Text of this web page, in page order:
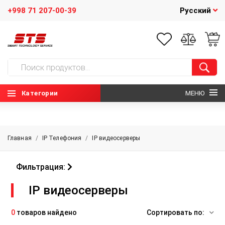
+998 71 207-00-39 Русский
Категории МЕНЮ
НОВОСТИ
КОНТАКТЫ
Главная / IP Телефония / IP видеосерверы
Фильтрация:
IP видеосерверы
0 товаров найдено Сортировать по: